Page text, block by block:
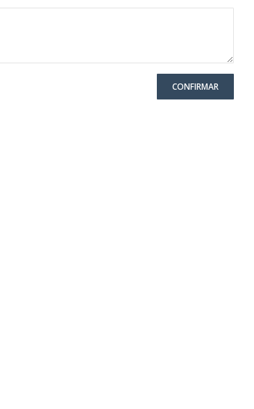
CONFIRMAR